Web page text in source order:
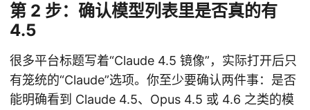
第 2 步：确认模型列表里是否真的有
4.5
很多平台标题写着“Claude 4.5 镜像”，实际打开后只
有笼统的“Claude”选项。你至少要确认两件事：是否
能明确看到 Claude 4.5、Opus 4.5 或 4.6 之类的模